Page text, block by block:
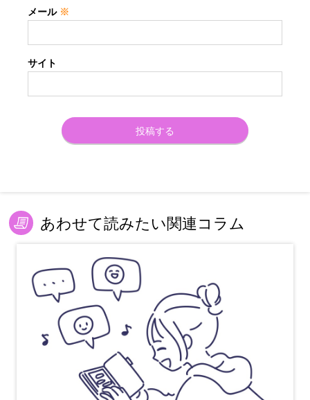
メール ※
サイト
あわせて読みたい関連コラム